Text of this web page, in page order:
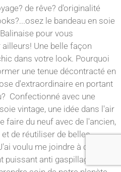
de rêve? d'originalité
le bandeau en soie
pour vous
Une belle façon
dans votre look. Pourquoi
une tenue décontracté en
d'extraordinaire en portant
Confectionné avec une
vintage, une idée dans l'air
faire du neuf avec de l'ancien,
de réutiliser de belles
voulu me joindre à ce
puissant anti gaspillage, qui